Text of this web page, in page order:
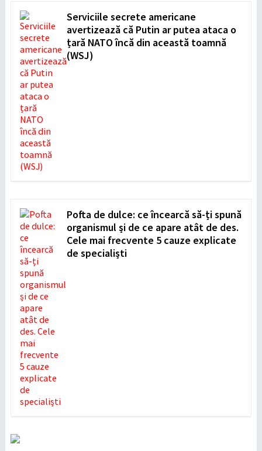
Serviciile secrete americane
avertizează că Putin ar putea ataca o
țară NATO încă din această toamnă
(WSJ)
Pofta de dulce: ce încearcă să-ți spună
organismul și de ce apare atât de des.
Cele mai frecvente 5 cauze explicate
de specialiști